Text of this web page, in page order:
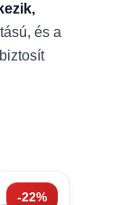
és a
-22%